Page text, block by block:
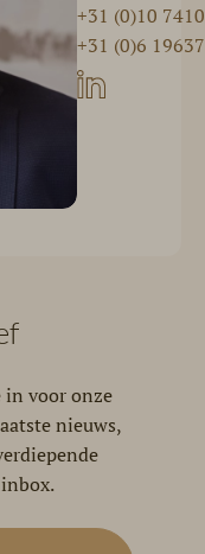
+31 (0)10
+31 (0)6
in voor onze
nieuws,